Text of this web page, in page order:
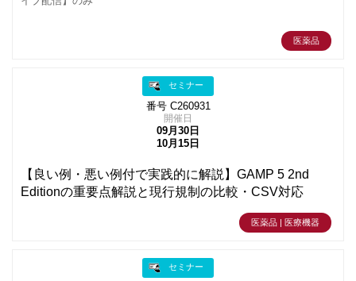
医薬品
セミナー
番号 C260931
開催日
09月30日
10月15日
【良い例・悪い例付で実践的に解説】GAMP 5 2nd
Editionの重要点解説と現行規制の比較・CSV対応
医薬品 | 医療機器
セミナー